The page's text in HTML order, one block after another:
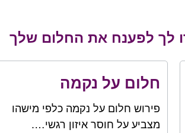
לך לפענח את החלום שלך
חלום על נקמה
פירוש חלום על נקמה כלפי מישהו
מצביע על חוסר איזון רגשי….